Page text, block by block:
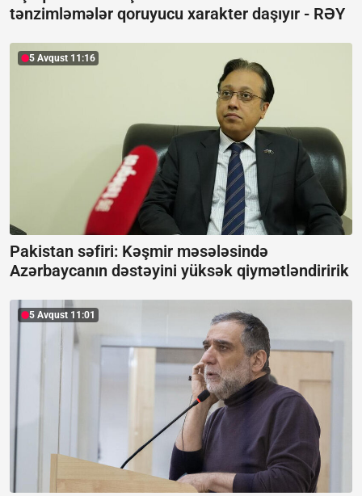
tənzimləmələr qoruyucu xarakter daşıyır - RƏY
5 Avqust 11:16
Pakistan səfiri: Kəşmir məsələsində
Azərbaycanın dəstəyini yüksək qiymətləndiririk
5 Avqust 11:01